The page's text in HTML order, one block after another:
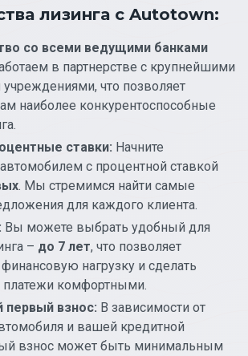
лизинга с Autotown:
со всеми ведущими банками
в партнерстве с крупнейшими
что позволяет
наиболее конкурентоспособные
ставки: Начните
с процентной ставкой
. Мы стремимся найти самые
для каждого клиента.
Вы можете выбрать удобный для
– до 7 лет, что позволяет
нагрузку и сделать
комфортными.
взнос: В зависимости от
и вашей кредитной
взнос может быть минимальным